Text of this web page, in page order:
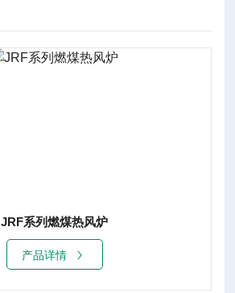
JRF系列燃煤热风炉
产品详情